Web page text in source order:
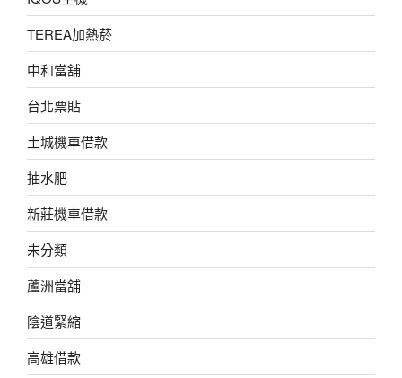
TEREA加熱菸
中和當舖
台北票貼
土城機車借款
抽水肥
新莊機車借款
未分類
蘆洲當舖
陰道緊縮
高雄借款